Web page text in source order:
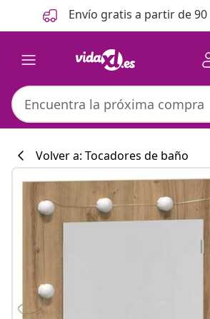
Anterior
Siguiente Envío gratis a partir de 90
Volver a: Tocadores de baño